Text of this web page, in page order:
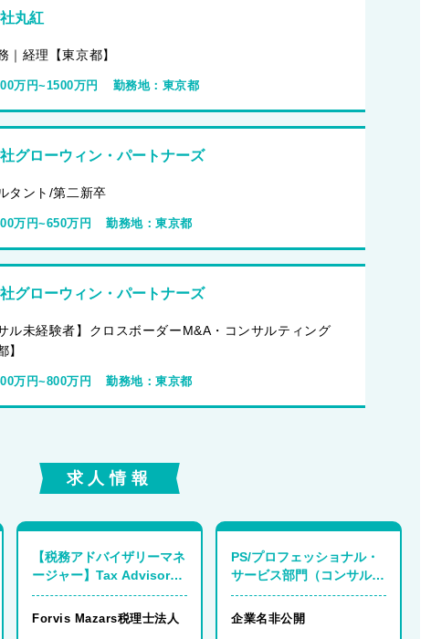
丸紅
｜経理【東京都】
万円~1500万円 勤務地： 東京都
グローウィン・パートナーズ
タント/第二新卒
万円~650万円 勤務地：東京都
グローウィン・パートナーズ
ル未経験者】クロスボーダーM&A・コンサルティング
】
万円~800万円 勤務地：東京都
求人情報
【税務アドバイザリーマネ
ージャー】Tax Advisory
Manager
Forvis Mazars税理士法人
PS/プロフェッショナル・
サービス部門（コンサルタ
ント）
企業名非公開